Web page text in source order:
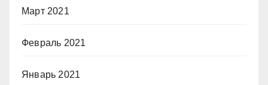
Март 2021
Февраль 2021
Январь 2021